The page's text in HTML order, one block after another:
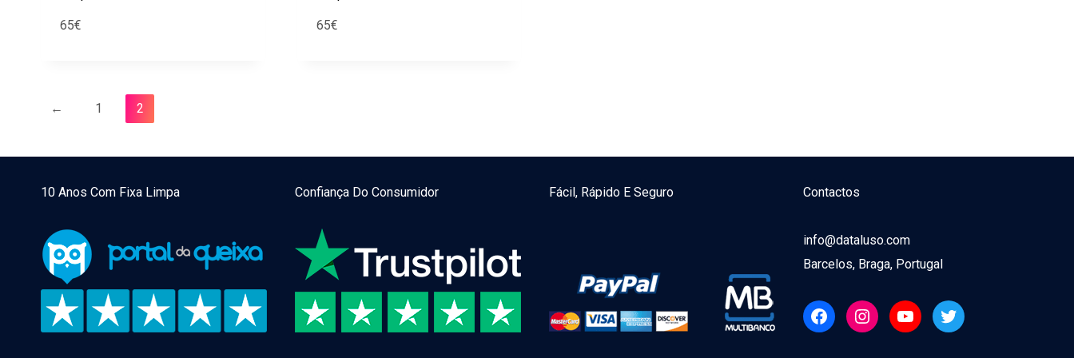
65€ 65€
← 1 2
10 Anos Com Fixa Limpa Confiança Do Consumidor Fácil, Rápido E Seguro Contactos
info@dataluso.com
Barcelos, Braga, Portugal
FacebookInstagram
YouTubeTwitter